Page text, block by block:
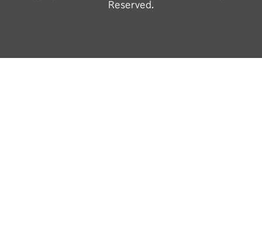
Reserved.